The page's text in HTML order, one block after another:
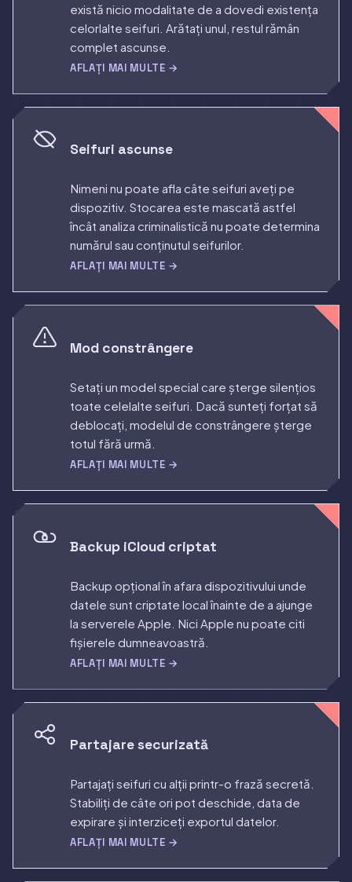
există nicio modalitate de a dovedi existența
celorlalte seifuri. Arătați unul, restul rămân
complet ascunse.
AFLAȚI MAI MULTE →
Seifuri ascunse
Nimeni nu poate afla câte seifuri aveți pe
dispozitiv. Stocarea este mascată astfel
încât analiza criminalistică nu poate determina
numărul sau conținutul seifurilor.
AFLAȚI MAI MULTE →
Mod constrângere
Setați un model special care șterge silențios
toate celelalte seifuri. Dacă sunteți forțat să
deblocați, modelul de constrângere șterge
totul fără urmă.
AFLAȚI MAI MULTE →
Backup iCloud criptat
Backup opțional în afara dispozitivului unde
datele sunt criptate local înainte de a ajunge
la serverele Apple. Nici Apple nu poate citi
fișierele dumneavoastră.
AFLAȚI MAI MULTE →
Partajare securizată
Partajați seifuri cu alții printr-o frază secretă.
Stabiliți de câte ori pot deschide, data de
expirare și interziceți exportul datelor.
AFLAȚI MAI MULTE →